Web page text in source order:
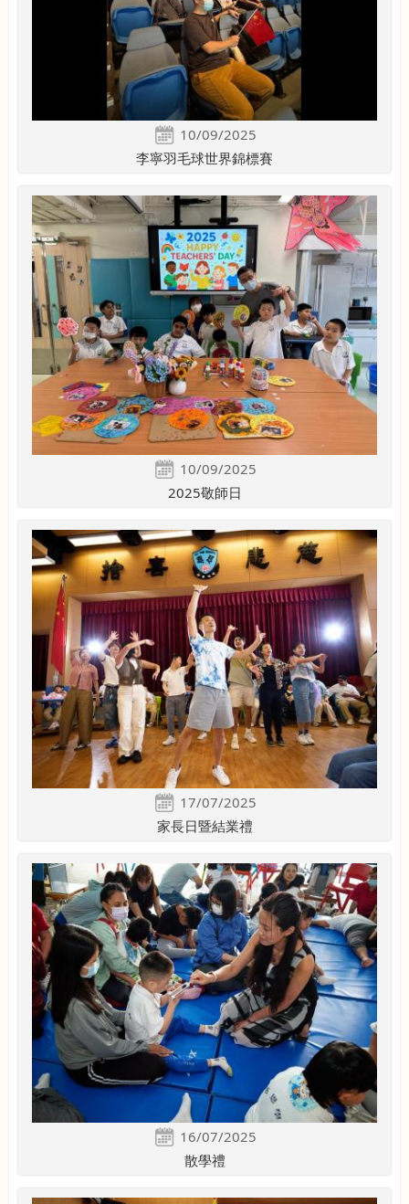
10/09/2025
李寧羽毛球世界錦標賽
10/09/2025
2025敬師日
17/07/2025
家長日暨結業禮
16/07/2025
散學禮